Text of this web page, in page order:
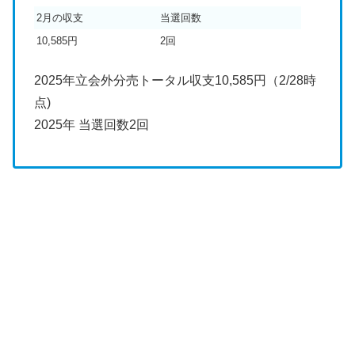
2月の収支
当選回数
10,585円
2回
2025年立会外分売トータル収支10,585円（2/28時
点)
2025年 当選回数2回